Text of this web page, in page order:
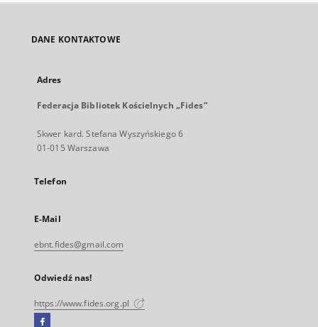
DANE KONTAKTOWE
Adres
Federacja Bibliotek Kościelnych „Fides”
Skwer kard. Stefana Wyszyńskiego 6
01-015 Warszawa
Telefon
E-Mail
ebnt.fides@gmail.com
Odwiedź nas!
https://www.fides.org.pl
Facebook